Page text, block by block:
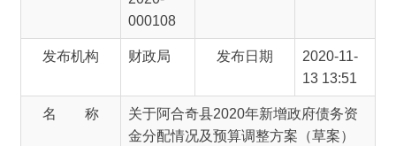
关于阿合奇县2020年新增政府债务资
金分配情况及预算调整方案（草案）
的报告
文 号 主 题 词
阿合奇县
2020 债务
资金 分配